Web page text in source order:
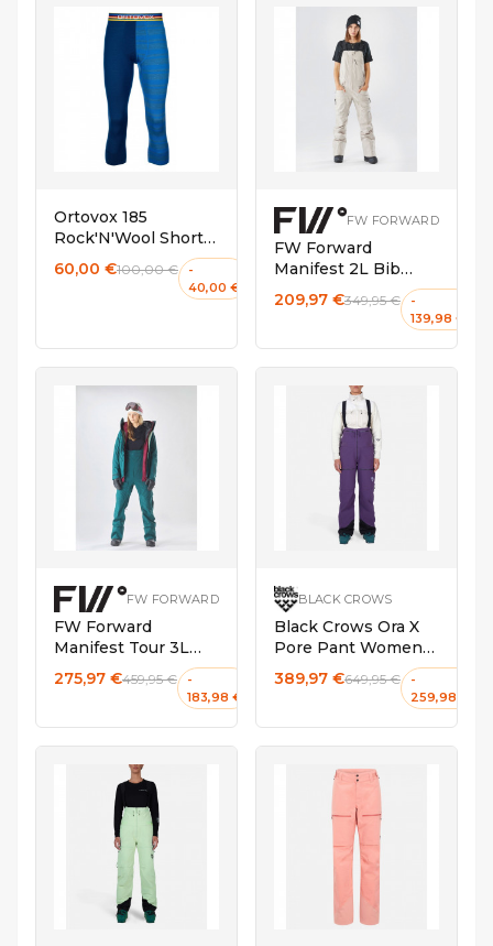
XL
Ortovox 185
Rock'N'Wool Short
Pants Men Just
Blue
60,00 €100,00 €
-
40,00 €
FW FORWARD
FW Forward
Manifest 2L Bib
Women Sand
209,97 €349,95 €
-
139,98 €
FW FORWARD
FW Forward
Manifest Tour 3L
Bib Deep Teal
275,97 €459,95 €
-
183,98 €
BLACK CROWS
Black Crows Ora X
Pore Pant Women
Deep Purple
389,97 €649,95 €
-
259,98 €